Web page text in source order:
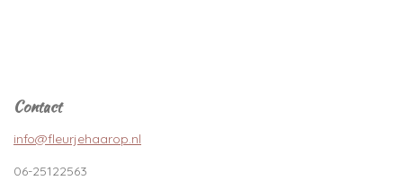
Contact
info@fleurjehaarop.nl
06-25122563